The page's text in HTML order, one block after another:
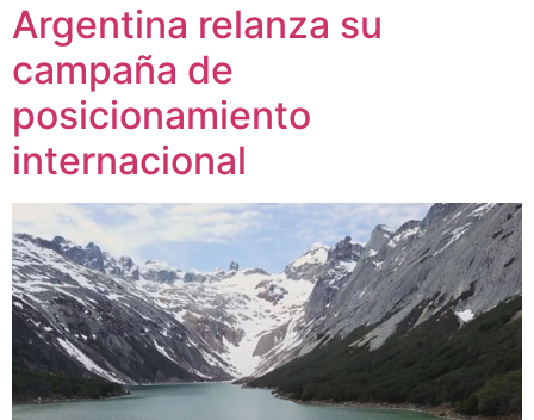
Argentina relanza su
campaña de
posicionamiento
internacional